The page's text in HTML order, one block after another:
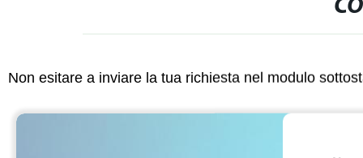
Non esitare a inviare la tua richiesta nel modulo